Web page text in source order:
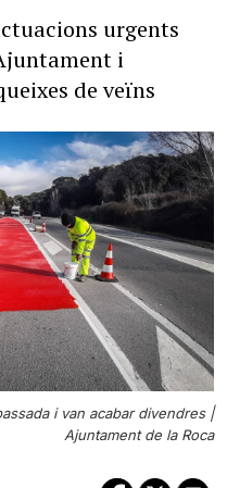
urgents
i
de veïns
i van acabar divendres |
Ajuntament de la Roca